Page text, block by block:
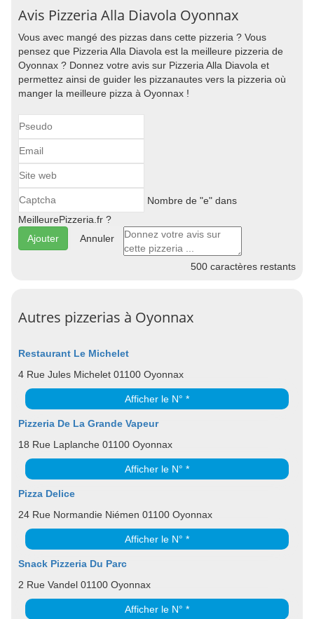
Avis Pizzeria Alla Diavola Oyonnax
Vous avec mangé des pizzas dans cette pizzeria ? Vous
pensez que Pizzeria Alla Diavola est la meilleure pizzeria de
Oyonnax ? Donnez votre avis sur Pizzeria Alla Diavola et
permettez ainsi de guider les pizzanautes vers la pizzeria où
manger la meilleure pizza à Oyonnax !
Nombre de "e" dans
MeilleurePizzeria.fr ?
Annuler
500 caractères restants
Autres pizzerias à Oyonnax
Restaurant Le Michelet
4 Rue Jules Michelet 01100 Oyonnax
Afficher le N° *
Pizzeria De La Grande Vapeur
18 Rue Laplanche 01100 Oyonnax
Afficher le N° *
Pizza Delice
24 Rue Normandie Niémen 01100 Oyonnax
Afficher le N° *
Snack Pizzeria Du Parc
2 Rue Vandel 01100 Oyonnax
Afficher le N° *